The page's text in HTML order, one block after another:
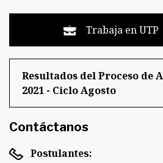
Trabaja en UTP
Resultados del Proceso de
2021 - Ciclo Agosto
Contáctanos
Postulantes: